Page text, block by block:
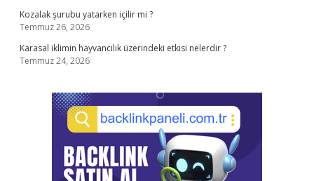
Kozalak şurubu yatarken içilir mi ?
Temmuz 26, 2026
Karasal iklimin hayvancılık üzerindeki etkisi nelerdir ?
Temmuz 24, 2026